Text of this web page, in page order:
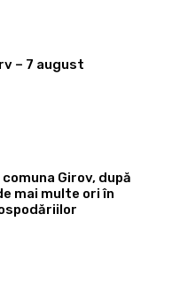
– 7 august
Girov, după
mai multe ori în